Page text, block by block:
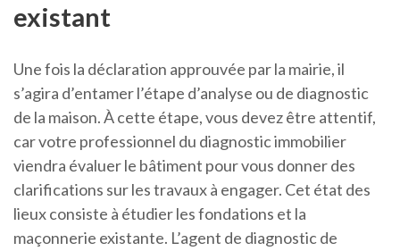
existant
Une fois la déclaration approuvée par la mairie, il
s’agira d’entamer l’étape d’analyse ou de diagnostic
de la maison. À cette étape, vous devez être attentif,
car votre professionnel du diagnostic immobilier
viendra évaluer le bâtiment pour vous donner des
clarifications sur les travaux à engager. Cet état des
lieux consiste à étudier les fondations et la
maçonnerie existante. L’agent de diagnostic de